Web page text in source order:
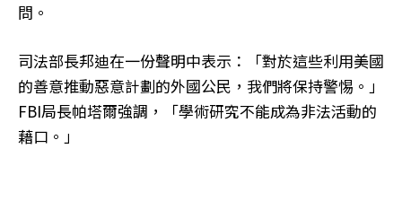
問。
司法部長邦迪在一份聲明中表示：「對於這些利用美國
的善意推動惡意計劃的外國公民，我們將保持警惕。」
FBI局長帕塔爾強調，「學術研究不能成為非法活動的
藉口。」